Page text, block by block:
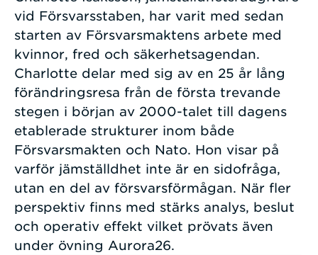
vid Försvarsstaben, har varit med sedan
starten av Försvarsmaktens arbete med
kvinnor, fred och säkerhetsagendan.
Charlotte delar med sig av en 25 år lång
förändringsresa från de första trevande
stegen i början av 2000-talet till dagens
etablerade strukturer inom både
Försvarsmakten och Nato. Hon visar på
varför jämställdhet inte är en sidofråga,
utan en del av försvarsförmågan. När fler
perspektiv finns med stärks analys, beslut
och operativ effekt vilket prövats även
under övning Aurora26.